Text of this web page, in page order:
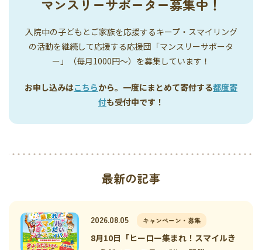
マンスリーサポーター募集中！
入院中の子どもとご家族を応援するキープ・スマイリング
の活動を継続して応援する応援団「マンスリーサポータ
ー」（毎月1000円〜）を募集しています！
お申し込みはこちらから。一度にまとめて寄付する都度寄
付も受付中です！
最新の記事
2026.08.05 キャンペーン・募集
8月10日「ヒーロー集まれ！スマイルき